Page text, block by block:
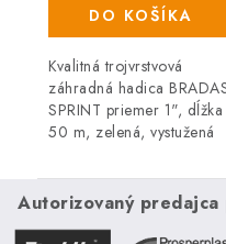
DO KOŠÍKA
Kvalitná trojvrstvová
záhradná hadica
SPRINT priemer 1", dĺžka
50 m, zelená, vystužená
výstužou.
Autorizovaný predajca